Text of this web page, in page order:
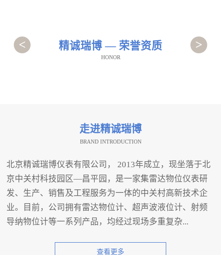
精诚瑞博 — 荣誉资质
HONOR
< >
走进精诚瑞博
BRAND INTRODUCTION
北京精诚瑞博仪表有限公司， 2013年成立，现坐落于北
京中关村科技园区—昌平园，是一家集雷达物位仪表研
发、生产、销售及工程服务为一体的中关村高新技术企
业。目前，公司拥有雷达物位计、超声波液位计、射频
导纳物位计等一系列产品，均经过现场多重复杂...
查看更多